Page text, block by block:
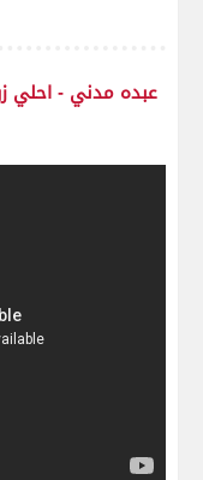
عبده مدني - احلي